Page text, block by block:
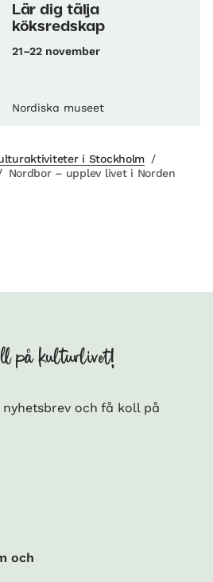
Lär dig tälja
köksredskap
21–22 november
Nordiska museet
i Stockholm /
Nordbor – upplev livet i Norden
på kulturlivet!
och få koll på
och